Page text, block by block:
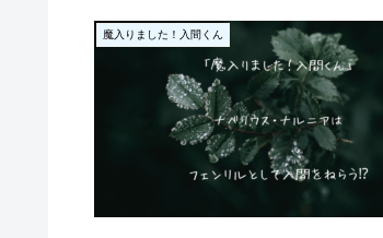
魔入りました！入間くん